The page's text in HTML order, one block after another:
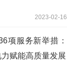
2023-02-16
项服务新举措：
力赋能高质量发展